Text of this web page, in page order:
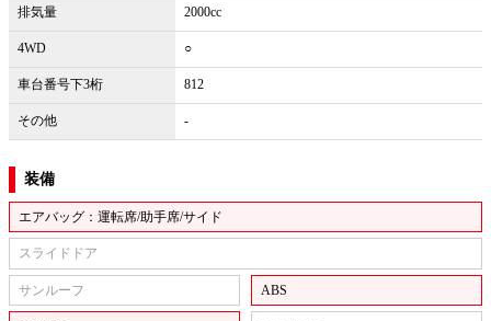
排気量 2000cc
4WD ○
車台番号下3桁 812
その他 -
装備
エアバッグ：運転席/助手席/サイド
スライドドア
サンルーフ ABS